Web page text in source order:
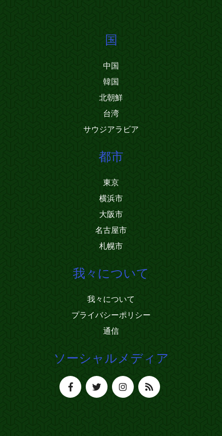
国
中国
韓国
北朝鮮
台湾
サウジアラビア
都市
東京
横浜市
大阪市
名古屋市
札幌市
我々について
我々について
プライバシーポリシー
通信
ソーシャルメディア